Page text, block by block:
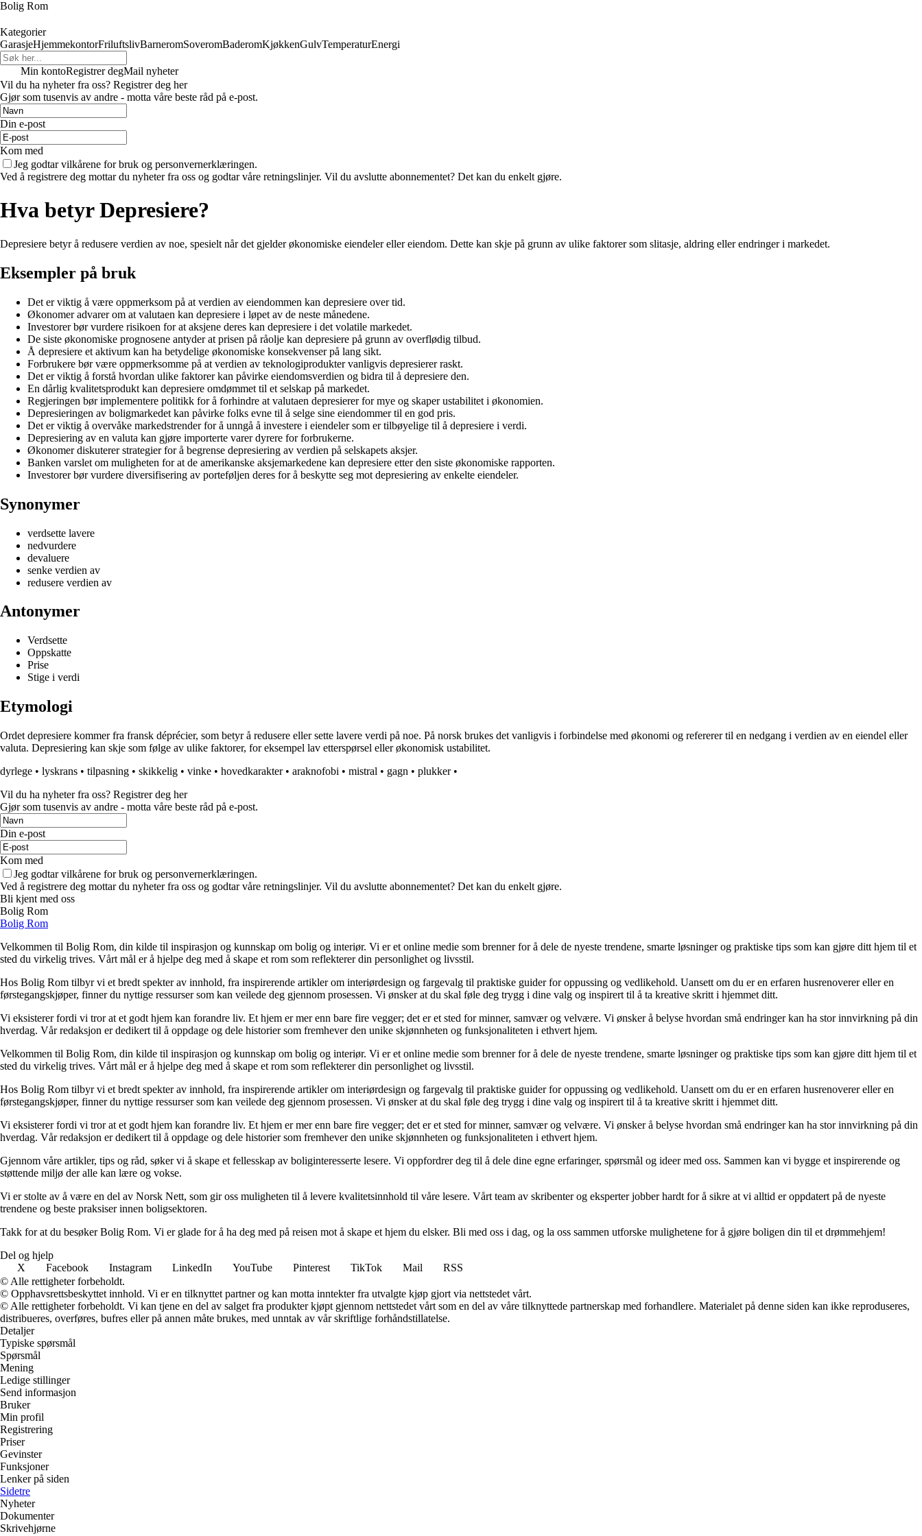
Bolig Rom
Kategorier
GarasjeHjemmekontorFriluftslivBarneromSoveromBaderomKjøkkenGulvTemperaturEnergi
Min kontoRegistrer degMail nyheter
Vil du ha nyheter fra oss? Registrer deg her
Gjør som tusenvis av andre - motta våre beste råd på e-post.
Din e-post
Kom med
Jeg godtar vilkårene for bruk og personvernerklæringen.
Ved å registrere deg mottar du nyheter fra oss og godtar våre retningslinjer. Vil du avslutte abonnementet? Det kan du enkelt gjøre.
Hva betyr Depresiere?
Depresiere betyr å redusere verdien av noe, spesielt når det gjelder økonomiske eiendeler eller eiendom. Dette kan skje på grunn av ulike faktorer som slitasje, aldring eller endringer i markedet.
Eksempler på bruk
Det er viktig å være oppmerksom på at verdien av eiendommen kan depresiere over tid.
Økonomer advarer om at valutaen kan depresiere i løpet av de neste månedene.
Investorer bør vurdere risikoen for at aksjene deres kan depresiere i det volatile markedet.
De siste økonomiske prognosene antyder at prisen på råolje kan depresiere på grunn av overflødig tilbud.
Å depresiere et aktivum kan ha betydelige økonomiske konsekvenser på lang sikt.
Forbrukere bør være oppmerksomme på at verdien av teknologiprodukter vanligvis depresierer raskt.
Det er viktig å forstå hvordan ulike faktorer kan påvirke eiendomsverdien og bidra til å depresiere den.
En dårlig kvalitetsprodukt kan depresiere omdømmet til et selskap på markedet.
Regjeringen bør implementere politikk for å forhindre at valutaen depresierer for mye og skaper ustabilitet i økonomien.
Depresieringen av boligmarkedet kan påvirke folks evne til å selge sine eiendommer til en god pris.
Det er viktig å overvåke markedstrender for å unngå å investere i eiendeler som er tilbøyelige til å depresiere i verdi.
Depresiering av en valuta kan gjøre importerte varer dyrere for forbrukerne.
Økonomer diskuterer strategier for å begrense depresiering av verdien på selskapets aksjer.
Banken varslet om muligheten for at de amerikanske aksjemarkedene kan depresiere etter den siste økonomiske rapporten.
Investorer bør vurdere diversifisering av porteføljen deres for å beskytte seg mot depresiering av enkelte eiendeler.
Synonymer
verdsette lavere
nedvurdere
devaluere
senke verdien av
redusere verdien av
Antonymer
Verdsette
Oppskatte
Prise
Stige i verdi
Etymologi
Ordet depresiere kommer fra fransk déprécier, som betyr å redusere eller sette lavere verdi på noe. På norsk brukes det vanligvis i forbindelse med økonomi og refererer til en nedgang i verdien av en eiendel eller
valuta. Depresiering kan skje som følge av ulike faktorer, for eksempel lav etterspørsel eller økonomisk ustabilitet.
dyrlege • lyskrans • tilpasning • skikkelig • vinke • hovedkarakter• araknofobi • mistral • gagn • plukker•
Vil du ha nyheter fra oss? Registrer deg her
Gjør som tusenvis av andre - motta våre beste råd på e-post.
Din e-post
Kom med
Jeg godtar vilkårene for bruk og personvernerklæringen.
Ved å registrere deg mottar du nyheter fra oss og godtar våre retningslinjer. Vil du avslutte abonnementet? Det kan du enkelt gjøre.
Bli kjent med oss
Bolig Rom
Bolig Rom
Velkommen til Bolig Rom, din kilde til inspirasjon og kunnskap om bolig og interiør. Vi er et online medie som brenner for å dele de nyeste trendene, smarte løsninger og praktiske tips som kan gjøre ditt hjem til et
sted du virkelig trives. Vårt mål er å hjelpe deg med å skape et rom som reflekterer din personlighet og livsstil.
Hos Bolig Rom tilbyr vi et bredt spekter av innhold, fra inspirerende artikler om interiørdesign og fargevalg til praktiske guider for oppussing og vedlikehold. Uansett om du er en erfaren husrenoverer eller en
førstegangskjøper, finner du nyttige ressurser som kan veilede deg gjennom prosessen. Vi ønsker at du skal føle deg trygg i dine valg og inspirert til å ta kreative skritt i hjemmet ditt.
Vi eksisterer fordi vi tror at et godt hjem kan forandre liv. Et hjem er mer enn bare fire vegger; det er et sted for minner, samvær og velvære. Vi ønsker å belyse hvordan små endringer kan ha stor innvirkning på din
hverdag. Vår redaksjon er dedikert til å oppdage og dele historier som fremhever den unike skjønnheten og funksjonaliteten i ethvert hjem.
Velkommen til Bolig Rom, din kilde til inspirasjon og kunnskap om bolig og interiør. Vi er et online medie som brenner for å dele de nyeste trendene, smarte løsninger og praktiske tips som kan gjøre ditt hjem til et
sted du virkelig trives. Vårt mål er å hjelpe deg med å skape et rom som reflekterer din personlighet og livsstil.
Hos Bolig Rom tilbyr vi et bredt spekter av innhold, fra inspirerende artikler om interiørdesign og fargevalg til praktiske guider for oppussing og vedlikehold. Uansett om du er en erfaren husrenoverer eller en
førstegangskjøper, finner du nyttige ressurser som kan veilede deg gjennom prosessen. Vi ønsker at du skal føle deg trygg i dine valg og inspirert til å ta kreative skritt i hjemmet ditt.
Vi eksisterer fordi vi tror at et godt hjem kan forandre liv. Et hjem er mer enn bare fire vegger; det er et sted for minner, samvær og velvære. Vi ønsker å belyse hvordan små endringer kan ha stor innvirkning på din
hverdag. Vår redaksjon er dedikert til å oppdage og dele historier som fremhever den unike skjønnheten og funksjonaliteten i ethvert hjem.
Gjennom våre artikler, tips og råd, søker vi å skape et fellesskap av boliginteresserte lesere. Vi oppfordrer deg til å dele dine egne erfaringer, spørsmål og ideer med oss. Sammen kan vi bygge et inspirerende og
støttende miljø der alle kan lære og vokse.
Vi er stolte av å være en del av Norsk Nett, som gir oss muligheten til å levere kvalitetsinnhold til våre lesere. Vårt team av skribenter og eksperter jobber hardt for å sikre at vi alltid er oppdatert på de nyeste
trendene og beste praksiser innen boligsektoren.
Takk for at du besøker Bolig Rom. Vi er glade for å ha deg med på reisen mot å skape et hjem du elsker. Bli med oss i dag, og la oss sammen utforske mulighetene for å gjøre boligen din til et drømmehjem!
Del og hjelp
X
Facebook Instagram LinkedIn YouTube Pinterest TikTok Mail
RSS
© Alle rettigheter forbeholdt.
© Opphavsrettsbeskyttet innhold. Vi er en tilknyttet partner og kan motta inntekter fra utvalgte kjøp gjort via nettstedet vårt.
© Alle rettigheter forbeholdt. Vi kan tjene en del av salget fra produkter kjøpt gjennom nettstedet vårt som en del av våre tilknyttede partnerskap med forhandlere. Materialet på denne siden kan ikke reproduseres,
distribueres, overføres, bufres eller på annen måte brukes, med unntak av vår skriftlige forhåndstillatelse.
Detaljer
Typiske spørsmål
Spørsmål
Mening
Ledige stillinger
Send informasjon
Bruker
Min profil
Registrering
Priser
Gevinster
Funksjoner
Lenker på siden
Sidetre
Nyheter
Dokumenter
Skrivehjørne